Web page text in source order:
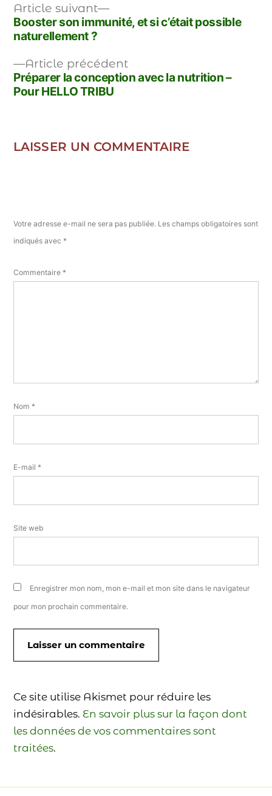
Article précédent
Préparer la conception avec la nutrition –
Pour HELLO TRIBU
Article suivant
Booster son immunité, et si c’était possible
naturellement ?
LAISSER UN COMMENTAIRE
Votre adresse e-mail ne sera pas publiée. Les champs obligatoires sont
indiqués avec *
Commentaire *
Nom *
E-mail *
Site web
Enregistrer mon nom, mon e-mail et mon site dans le navigateur
pour mon prochain commentaire.
Ce site utilise Akismet pour réduire les
indésirables. En savoir plus sur la façon dont
les données de vos commentaires sont
traitées.